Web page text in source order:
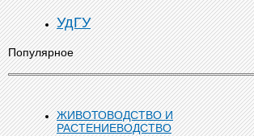
УдГУ
Популярное
ЖИВОТОВОДСТВО И
РАСТЕНИЕВОДСТВО